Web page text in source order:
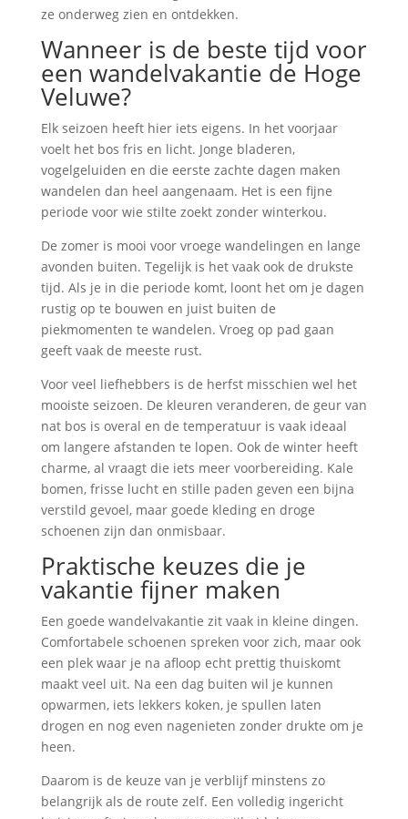
ze onderweg zien en ontdekken.
Wanneer is de beste tijd voor
een wandelvakantie de Hoge
Veluwe?
Elk seizoen heeft hier iets eigens. In het voorjaar
voelt het bos fris en licht. Jonge bladeren,
vogelgeluiden en die eerste zachte dagen maken
wandelen dan heel aangenaam. Het is een fijne
periode voor wie stilte zoekt zonder winterkou.
De zomer is mooi voor vroege wandelingen en lange
avonden buiten. Tegelijk is het vaak ook de drukste
tijd. Als je in die periode komt, loont het om je dagen
rustig op te bouwen en juist buiten de
piekmomenten te wandelen. Vroeg op pad gaan
geeft vaak de meeste rust.
Voor veel liefhebbers is de herfst misschien wel het
mooiste seizoen. De kleuren veranderen, de geur van
nat bos is overal en de temperatuur is vaak ideaal
om langere afstanden te lopen. Ook de winter heeft
charme, al vraagt die iets meer voorbereiding. Kale
bomen, frisse lucht en stille paden geven een bijna
verstild gevoel, maar goede kleding en droge
schoenen zijn dan onmisbaar.
Praktische keuzes die je
vakantie fijner maken
Een goede wandelvakantie zit vaak in kleine dingen.
Comfortabele schoenen spreken voor zich, maar ook
een plek waar je na afloop echt prettig thuiskomt
maakt veel uit. Na een dag buiten wil je kunnen
opwarmen, iets lekkers koken, je spullen laten
drogen en nog even nagenieten zonder drukte om je
heen.
Daarom is de keuze van je verblijf minstens zo
belangrijk als de route zelf. Een volledig ingericht